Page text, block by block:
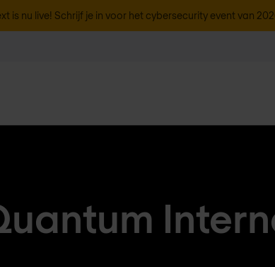
is nu live! Schrijf je in voor het cybersecurity event van